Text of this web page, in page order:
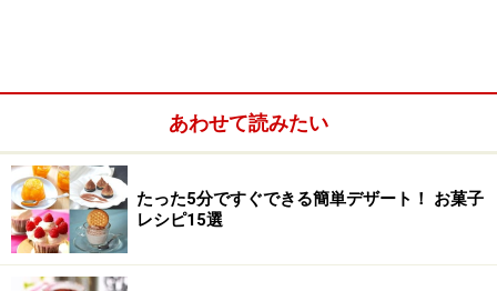
あわせて読みたい
たった5分ですぐできる簡単デザート！ お菓子
レシピ15選